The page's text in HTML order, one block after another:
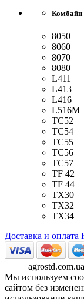
Комбайн
8050
8060
8070
8080
L411
L413
L416
L516M
TC52
TC54
TC55
TC56
TC57
TF 42
TF 44
TX30
TX32
TX34
Доставка и оплата
Мы используем
сайтом без